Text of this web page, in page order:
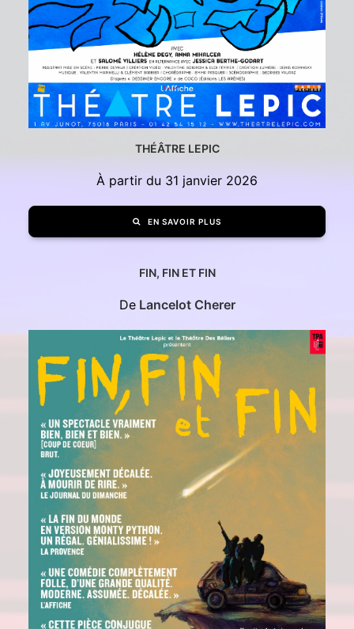
THÉÂTRE LEPIC
À partir du 31 janvier 2026
EN SAVOIR PLUS
FIN, FIN ET FIN
DeLancelot Cherer
EN SAVOIR PLUS